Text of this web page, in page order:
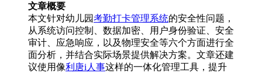
文章概要
本文针对幼儿园考勤打卡管理系统的安全性问题，
从系统访问控制、数据加密、用户身份验证、安全
审计、应急响应，以及物理安全等六个方面进行全
面分析，并结合实际场景提供解决方案。文章还建
议使用像利唐i人事这样的一体化管理工具，提升